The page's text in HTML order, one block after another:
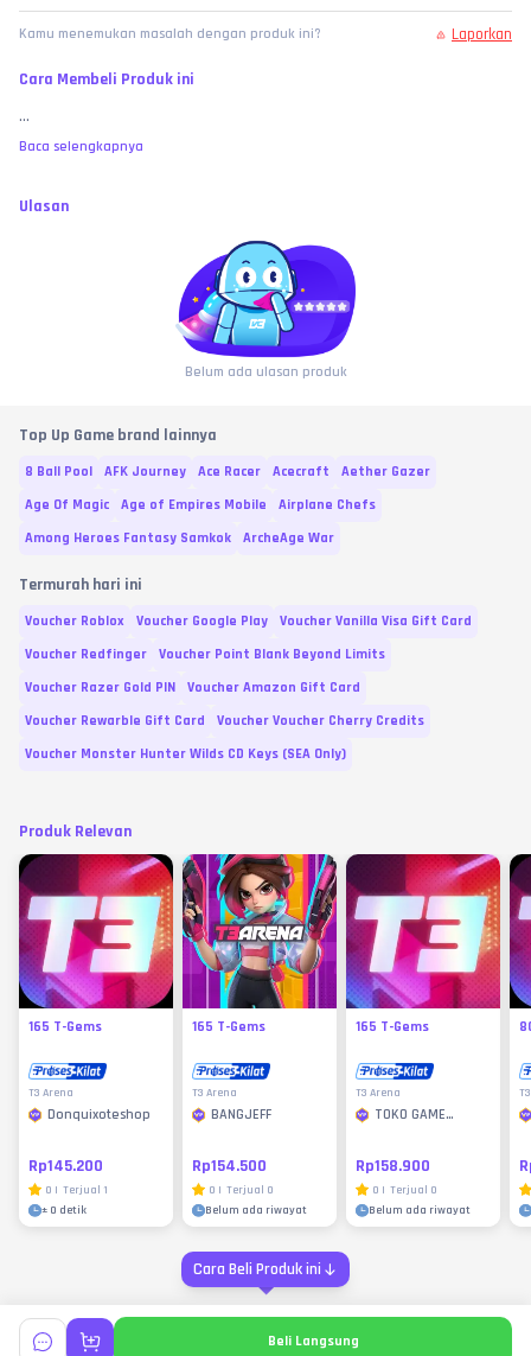
Kamu menemukan masalah dengan produk ini? Laporkan
Cara Membeli Produk ini
...
Baca selengkapnya
Ulasan
Belum ada ulasan produk
Top Up Game brand lainnya
8 Ball Pool AFK Journey Ace Racer Acecraft
Aether Gazer
Age Of Magic
Age of Empires Mobile
Airplane Chefs
Among Heroes Fantasy Samkok
ArcheAge War
Termurah hari ini
Voucher Roblox Voucher Google Play
Voucher Vanilla Visa Gift Card
Voucher Redfinger
Voucher Point Blank Beyond Limits
Voucher Razer Gold PIN
Voucher Amazon Gift Card
Voucher Rewarble Gift Card
Voucher Voucher Cherry Credits
Voucher Monster Hunter Wilds CD Keys (SEA Only)
Produk Relevan
165 T-Gems
T3 Arena
Donquixoteshop
Rp145.200
0 | Terjual 1
± 0 detik
165 T-Gems
T3 Arena
BANGJEFF
Rp154.500
0 | Terjual 0
Belum ada riwayat
165 T-Gems
T3 Arena
TOKO GAME
Rp158.900
0 | Terjual 0
Belum ada riwayat
Cara Beli Produk ini
Beli Langsung